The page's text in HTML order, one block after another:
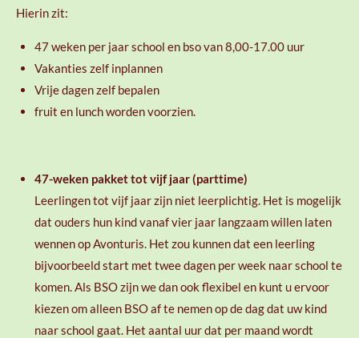
Hierin zit:
47 weken per jaar school en bso van 8,00-17.00 uur
Vakanties zelf inplannen
Vrije dagen zelf bepalen
fruit en lunch worden voorzien.
47-weken pakket tot vijf jaar (parttime)
Leerlingen tot vijf jaar zijn niet leerplichtig. Het is mogelijk
dat ouders hun kind vanaf vier jaar langzaam willen laten
wennen op Avonturis. Het zou kunnen dat een leerling
bijvoorbeeld start met twee dagen per week naar school te
komen. Als BSO zijn we dan ook flexibel en kunt u ervoor
kiezen om alleen BSO af te nemen op de dag dat uw kind
naar school gaat. Het aantal uur dat per maand wordt